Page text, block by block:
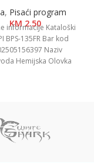
, Pisaći program
KM2.50
informacije Kataloški
BPS-135FR Bar kod
Naziv
Hemijska Olovka